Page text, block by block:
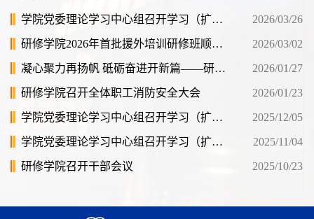
学院党委理论学习中心组召开学习（扩
大）会
2026/03/26
研修学院2026年首批援外培训研修班顺利
开班
2026/03/02
凝心聚力再扬帆 砥砺奋进开新篇——研修
学院召开2025年度述职述廉暨总结表彰大
会
2026/01/27
研修学院召开全体职工消防安全大会 2026/01/23
学院党委理论学习中心组召开学习（扩
大）会
2025/12/05
学院党委理论学习中心组召开学习（扩
大）会
2025/11/04
研修学院召开干部会议 2025/10/23